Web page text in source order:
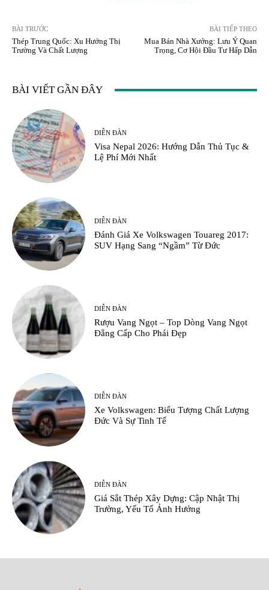
BÀI TRƯỚC
Thép Trung Quốc: Xu Hướng Thị
Trường Và Chất Lượng
BÀI TIẾP THEO
Mua Bán Nhà Xưởng: Lưu Ý Quan
Trọng, Cơ Hội Đầu Tư Hấp Dẫn
BÀI VIẾT GẦN ĐÂY
DIỄN ĐÀN
Visa Nepal 2026: Hướng Dẫn Thủ Tục &
Lệ Phí Mới Nhất
DIỄN ĐÀN
Đánh Giá Xe Volkswagen Touareg 2017:
SUV Hạng Sang “Ngầm” Từ Đức
DIỄN ĐÀN
Rượu Vang Ngọt – Top Dòng Vang Ngọt
Đẳng Cấp Cho Phái Đẹp
DIỄN ĐÀN
Xe Volkswagen: Biểu Tượng Chất Lượng
Đức Và Sự Tinh Tế
DIỄN ĐÀN
Giá Sắt Thép Xây Dựng: Cập Nhật Thị
Trường, Yếu Tố Ảnh Hưởng